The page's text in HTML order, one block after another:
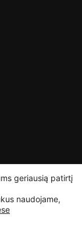
geriausią patirtį
naudojame,